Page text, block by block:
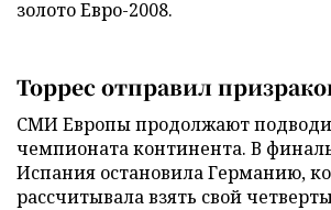
золото Евро-2008.
Торрес отправил
СМИ Европы продолжают
чемпионата континента. В
Испания остановила Германию,
рассчитывала взять свой